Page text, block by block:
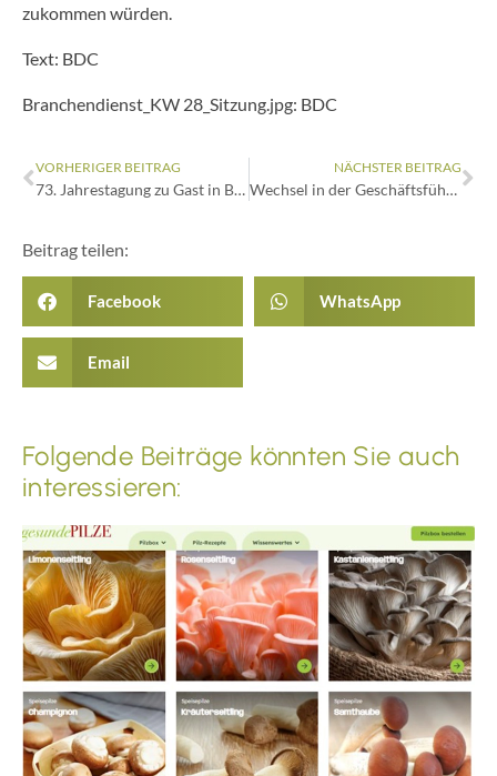
zukommen würden.
Text: BDC
Branchendienst_KW 28_Sitzung.jpg: BDC
VORHERIGER BEITRAG
73. Jahrestagung zu Gast in Berlin
NÄCHSTER BEITRAG
Wechsel in der Geschäftsführung
Beitrag teilen:
Facebook WhatsApp
Email
Folgende Beiträge könnten Sie auch
interessieren: